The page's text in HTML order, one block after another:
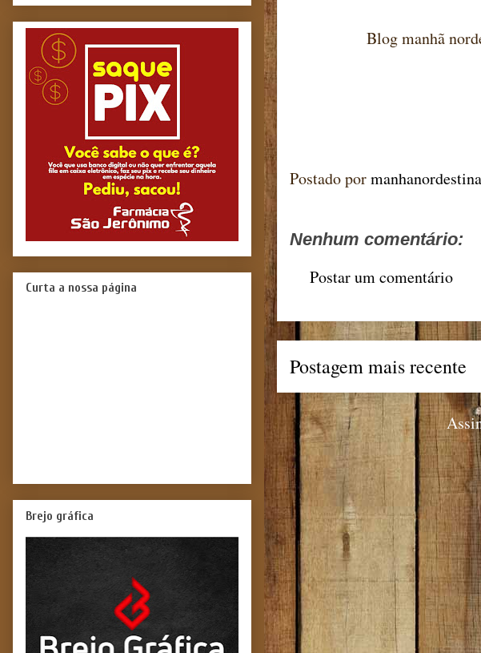
Blog manhã
Postado por
Nenhum comentário:
Postar um comentário
Postagem mais recente
Curta a nossa página
Brejo gráfica